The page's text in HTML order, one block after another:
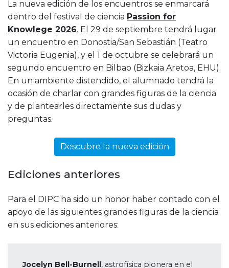
La nueva edición de los encuentros se enmarcará
dentro del festival de ciencia Passion for
Knowlege 2026. El 29 de septiembre tendrá lugar
un encuentro en Donostia/San Sebastián (Teatro
Victoria Eugenia), y el 1 de octubre se celebrará un
segundo encuentro en Bilbao (Bizkaia Aretoa, EHU).
En un ambiente distendido, el alumnado tendrá la
ocasión de charlar con grandes figuras de la ciencia
y de plantearles directamente sus dudas y
preguntas.
Descubre la nueva edición
Ediciones anteriores
Para el DIPC ha sido un honor haber contado con el
apoyo de las siguientes grandes figuras de la ciencia
en sus ediciones anteriores:
Jocelyn Bell-Burnell, astrofísica pionera en el